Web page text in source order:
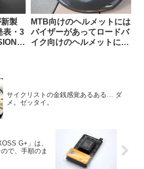
製
表・3
1
MTB向けのヘルメットには
バイザーがあってロードバ
イク向けのヘルメットにな
サイクリストの金銭感覚あるある… ダ
メ。ゼッタイ。
G+」は、
で、手順のま